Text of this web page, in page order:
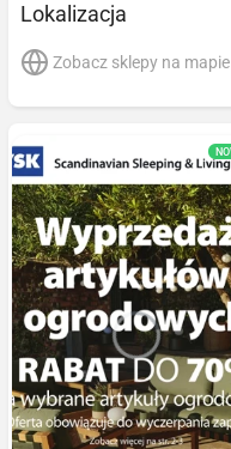
Lokalizacja
Zobacz sklepy na mapie